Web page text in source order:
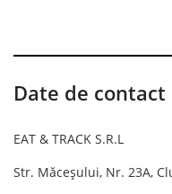
Date de contact
EAT & TRACK S.R.L
Str. Măceșului, Nr. 23A,